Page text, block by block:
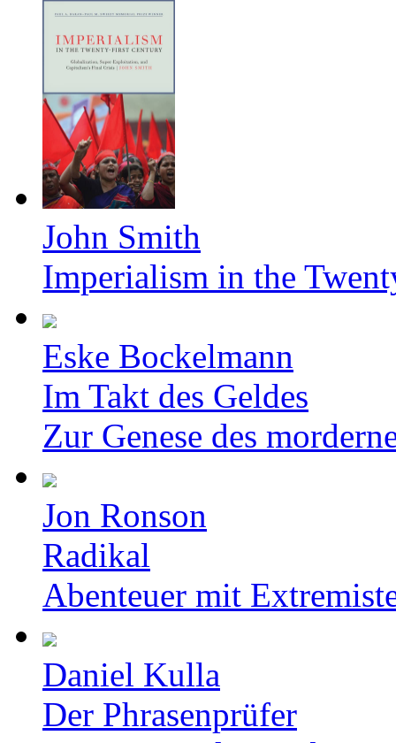
John Smith
Imperialism in the
Eske Bockelmann
Im Takt des Geldes
Zur Genese des
Jon Ronson
Radikal
Abenteuer mit
Daniel Kulla
Der Phrasenprüfer